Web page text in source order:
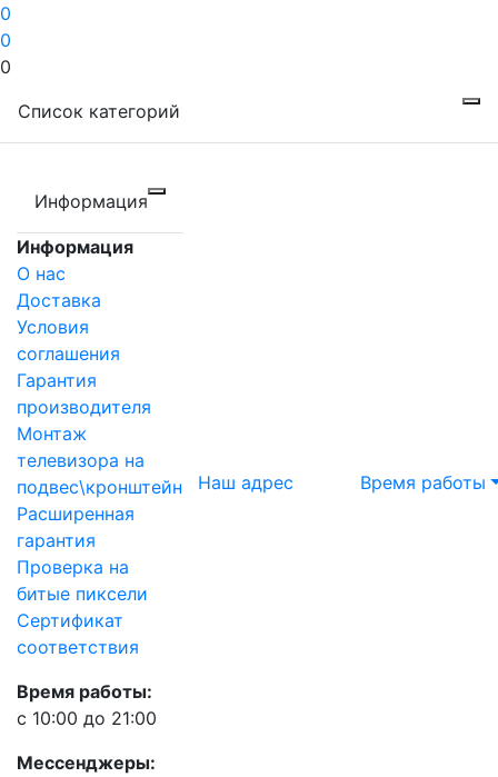
0
0
0
Список категорий
Информация
Информация
О нас
Доставка
Условия
соглашения
Гарантия
производителя
Монтаж
телевизора на
подвес\кронштейн
Расширенная
гарантия
Проверка на
битые пиксели
Сертификат
соответствия
Время работы:
с 10:00 до 21:00
Мессенджеры:
Наш адрес Время работы